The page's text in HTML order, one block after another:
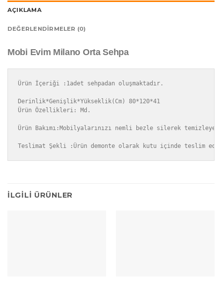
AÇIKLAMA
DEĞERLENDIRMELER (0)
Mobi Evim Milano Orta Sehpa
Ürün İçeriği :1adet sehpadan oluşmaktadır.
Derinlik*Genişlik*Yükseklik(Cm)	80*120*41
Ürün Özellikleri: Md.
Ürün Bakımı:Mobilyalarınızı nemli bezle silerek
Teslimat Şekli :Ürün demonte olarak kutu içinde teslim
İLGILI ÜRÜNLER